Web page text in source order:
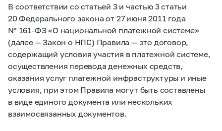
В соответствии со статьей 3 и частью 3 статьи
20 Федерального закона от 27 июня 2011 года
№ 161-ФЗ«О национальной платежной системе»
(далее — Закон о НПС) Правила — это договор,
содержащий условия участия в платежной системе,
осуществления перевода денежных средств,
оказания услуг платежной инфраструктуры и иные
условия, при этом Правила могут быть составлены
в виде единого документа или нескольких
взаимосвязанных документов.